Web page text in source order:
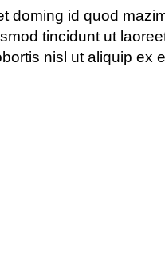
id quod
tincidunt ut
nisl ut aliquip ex